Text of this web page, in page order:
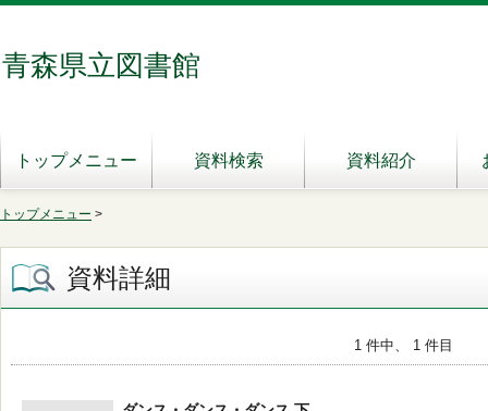
青森県立図書館
トップメニュー 資料検索 資料紹介
トップメニュー >
資料詳細
1 件中、 1 件目